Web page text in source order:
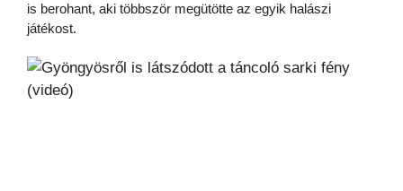
is berohant, aki többször megütötte az egyik halászi
játékost.